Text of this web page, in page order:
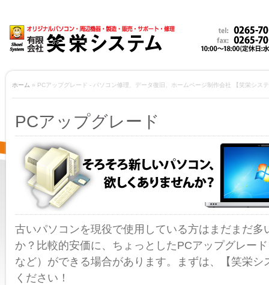
ホーム » PCアップグレード - パソコン修理、データ復旧、ホームページ制作会社 【笑栄シス
PCアップグレード
古いパソコンを現役で使用している方はまだまだ多
か？比較的安価に、ちょっとしたPCアップグレー
など）ができる場合があります。まずは、【笑栄シ
ください！